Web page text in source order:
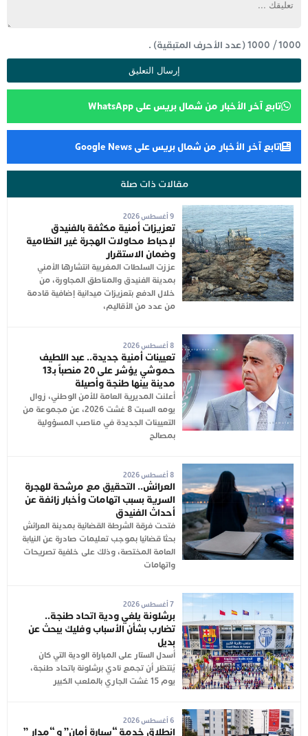
1000
/
1000(عدد الأحرف المتبقية) .
تابع آخر الأخبار من شمال بريس على WhatsApp
تابع آخر الأخبار من شمال بريس على Google News
مقالات ذات صلة
9 أغسطس 2026
تعزيزات أمنية مكثفة بالفنيدق
لإحباط محاولات الهجرة غير النظامية
وضمان الاستقرار
عززت السلطات المغربية انتشارها الأمني
بمدينة الفنيدق والمناطق المجاورة، من
خلال الدفع بتعزيزات ميدانية إضافية قادمة
من عدد من الأقاليم،
8 أغسطس 2026
تعيينات أمنية جديدة.. عبد اللطيف
حموشي يؤشر على 20 منصباً بـ13
مدينة بينها طنجة وأصيلة
أعلنت المديرية العامة للأمن الوطني، زوال
يومه السبت 8 غشت 2026، عن مجموعة من
التعيينات الجديدة في مناصب المسؤولية
بمصالح
8 أغسطس 2026
العرائش.. التحقيق مع مرشحة للهجرة
السرية بسبب اتهامات وأخبار زائفة عن
أحداث الفنيدق
فتحت فرقة الشرطة القضائية بمدينة العرائش
بحثا قضائيا بموجب تعليمات صادرة عن النيابة
العامة المختصة، وذلك على خلفية تصريحات
واتهامات
7 أغسطس 2026
برشلونة يلغي ودية اتحاد طنجة..
تضارب بشأن الأسباب وفليك يبحث عن
بديل
أُسدل الستار على المباراة الودية التي كان
يُنتظر أن تجمع نادي برشلونة باتحاد طنجة،
يوم 15 غشت الجاري بالملعب الكبير
6 أغسطس 2026
انطلاق خدمة “سيارة أمان” و “مدار ”